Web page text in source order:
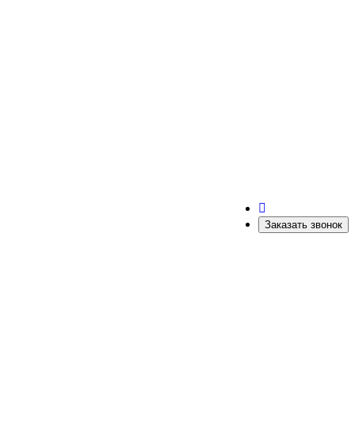
Заказать звонок